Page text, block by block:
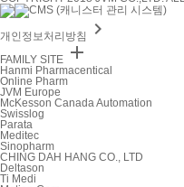
CMS (캐니스터 관리 시스템)
개인정보처리방침 
FAMILY SITE 
Hanmi Pharmacentical
Online Pharm
JVM Europe
McKesson Canada Automation
Swisslog
Parata
Meditec
Sinopharm
CHING DAH HANG CO., LTD
Deltason
Ti Medi